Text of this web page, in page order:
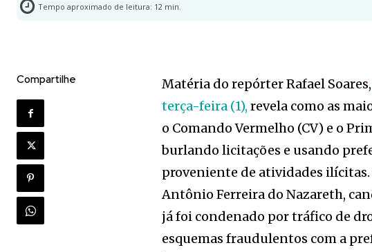
Tempo aproximado de leitura: 12 min.
Compartilhe Matéria do repórter Rafael Soares,
terça-feira (1), revela como as
o Comando Vermelho (CV) e o
burlando licitações e usando
proveniente de atividades ilícitas.
Antônio Ferreira do Nazareth,
já foi condenado por tráfico de
esquemas fraudulentos com a